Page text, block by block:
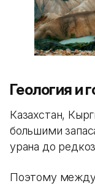
Геология и
Казахстан,
большими
урана до
Поэтому